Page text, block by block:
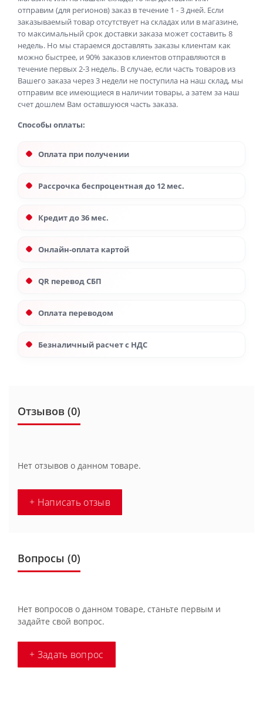
отправим (для регионов) заказ в течение 1 - 3 дней. Если
заказываемый товар отсутствует на складах или в магазине,
то максимальный срок доставки заказа может составить 8
недель. Но мы стараемся доставлять заказы клиентам как
можно быстрее, и 90% заказов клиентов отправляются в
течение первых 2-3 недель. В случае, если часть товаров из
Вашего заказа через 3 недели не поступила на наш склад, мы
отправим все имеющиеся в наличии товары, а затем за наш
счет дошлем Вам оставшуюся часть заказа.
Способы оплаты:
Оплата при получении
Рассрочка беспроцентная до 12 мес.
Кредит до 36 мес.
Онлайн-оплата картой
QR перевод СБП
Оплата переводом
Безналичный расчет с НДС
Отзывов (0)
Нет отзывов о данном товаре.
+ Написать отзыв
Вопросы (0)
Нет вопросов о данном товаре, станьте первым и
задайте свой вопрос.
+ Задать вопрос